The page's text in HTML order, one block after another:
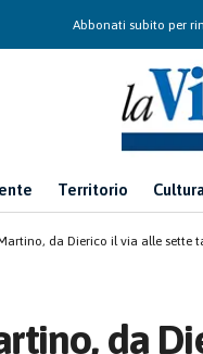
Abbonati subito per
Territorio Cultura
da Dierico il via alle sette
da